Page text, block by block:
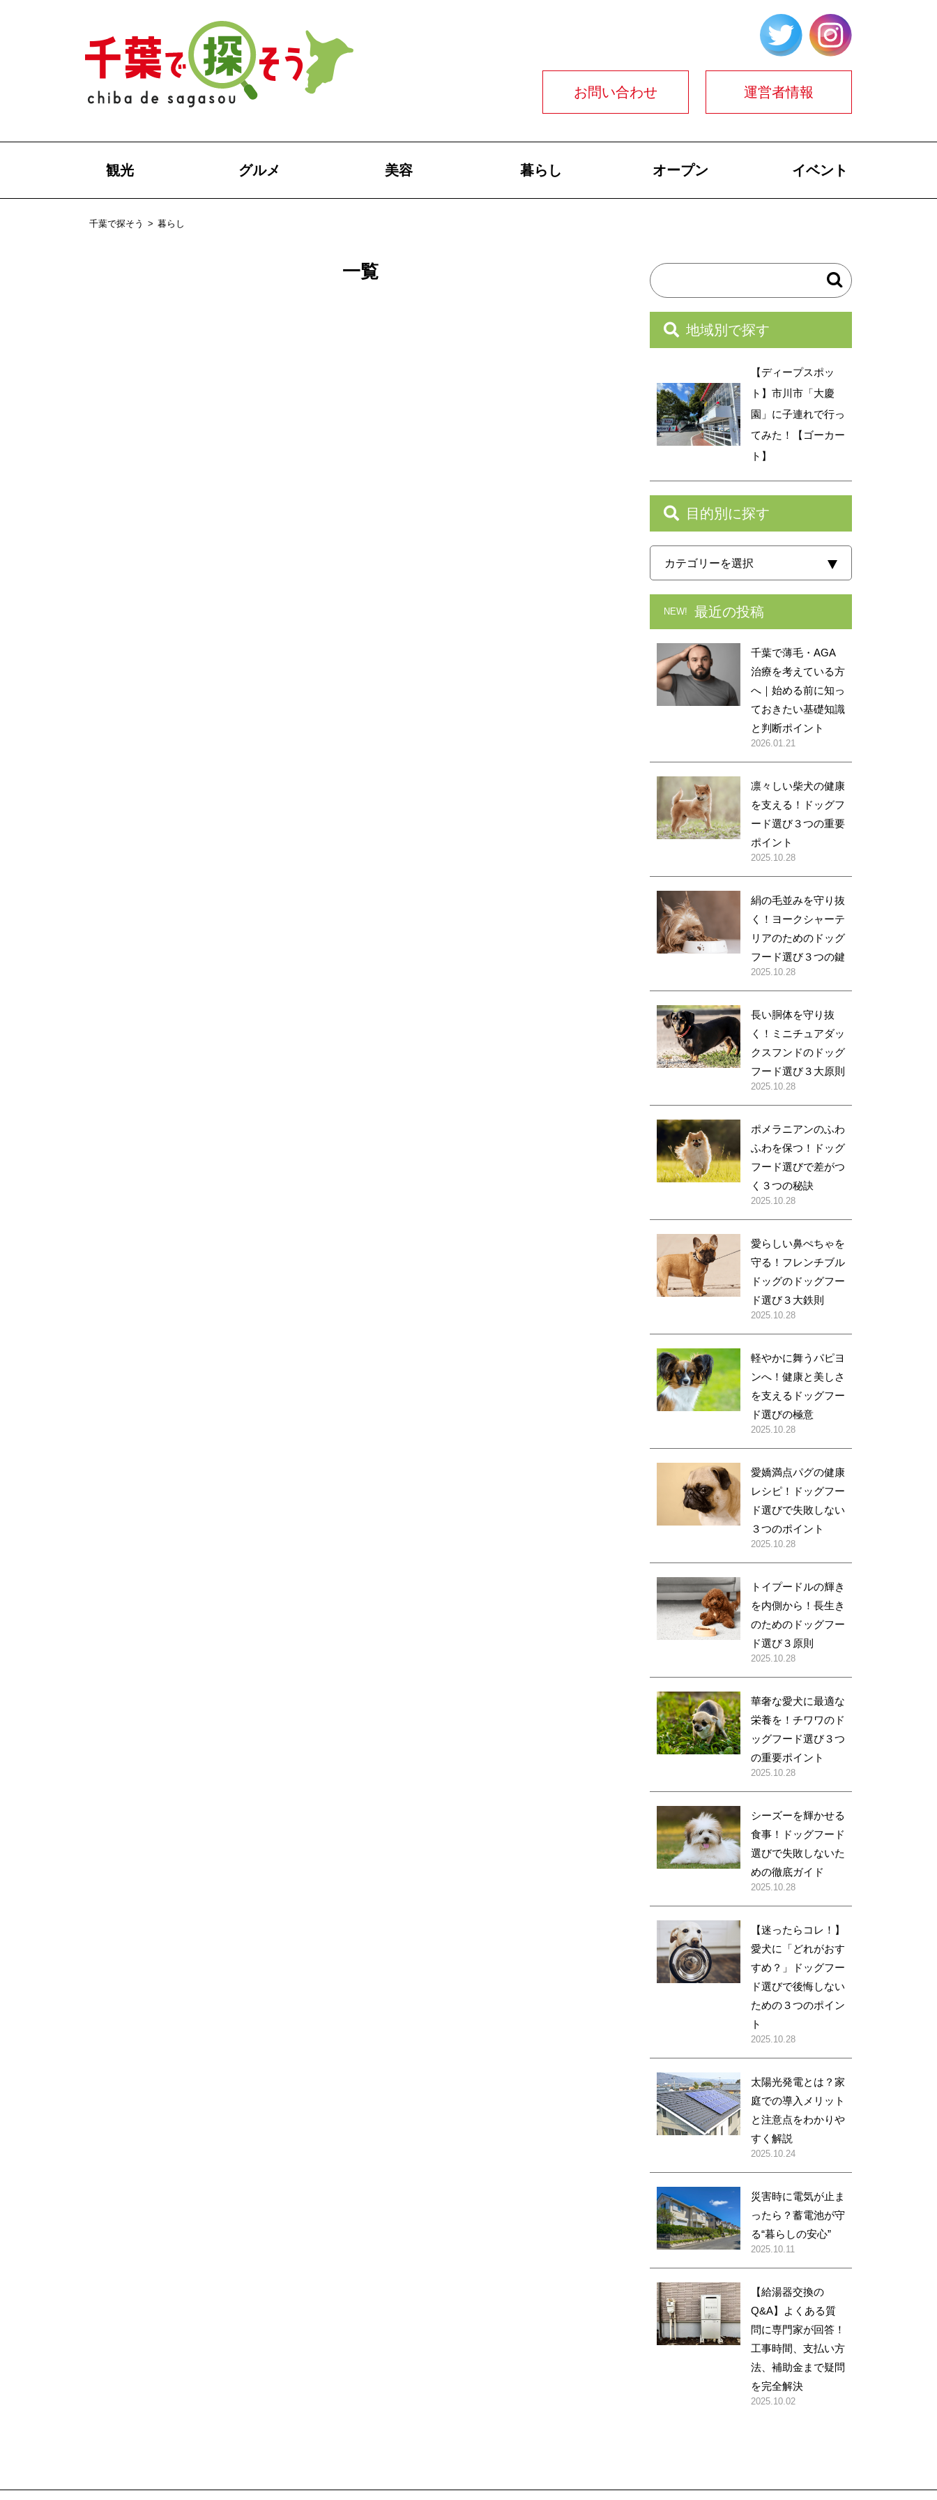
お問い合わせ 運営者情報
観光 グルメ 美容 暮らし オープン イベント
千葉で探そう > 暮らし
一覧
地域別で探す
【ディープスポッ
ト】市川市「大慶
園」に子連れで行っ
てみた！【ゴーカー
ト】
目的別に探す
NEW! 最近の投稿
千葉で薄毛・AGA
治療を考えている方
へ｜始める前に知っ
ておきたい基礎知識
と判断ポイント
2026.01.21
凛々しい柴犬の健康
を支える！ドッグフ
ード選び３つの重要
ポイント
2025.10.28
絹の毛並みを守り抜
く！ヨークシャーテ
リアのためのドッグ
フード選び３つの鍵
2025.10.28
長い胴体を守り抜
く！ミニチュアダッ
クスフンドのドッグ
フード選び３大原則
2025.10.28
ポメラニアンのふわ
ふわを保つ！ドッグ
フード選びで差がつ
く３つの秘訣
2025.10.28
愛らしい鼻ぺちゃを
守る！フレンチブル
ドッグのドッグフー
ド選び３大鉄則
2025.10.28
軽やかに舞うパピヨ
ンへ！健康と美しさ
を支えるドッグフー
ド選びの極意
2025.10.28
愛嬌満点パグの健康
レシピ！ドッグフー
ド選びで失敗しない
３つのポイント
2025.10.28
トイプードルの輝き
を内側から！長生き
のためのドッグフー
ド選び３原則
2025.10.28
華奢な愛犬に最適な
栄養を！チワワのド
ッグフード選び３つ
の重要ポイント
2025.10.28
シーズーを輝かせる
食事！ドッグフード
選びで失敗しないた
めの徹底ガイド
2025.10.28
【迷ったらコレ！】
愛犬に「どれがおす
すめ？」ドッグフー
ド選びで後悔しない
ための３つのポイン
ト
2025.10.28
太陽光発電とは？家
庭での導入メリット
と注意点をわかりや
すく解説
2025.10.24
災害時に電気が止ま
ったら？蓄電池が守
る“暮らしの安心”
2025.10.11
【給湯器交換の
Q&A】よくある質
問に専門家が回答！
工事時間、支払い方
法、補助金まで疑問
を完全解決
2025.10.02